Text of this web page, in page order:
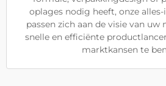
oplages nodig heeft, onze
passen zich aan de visie van uw
snelle en efficiënte
marktkansen te